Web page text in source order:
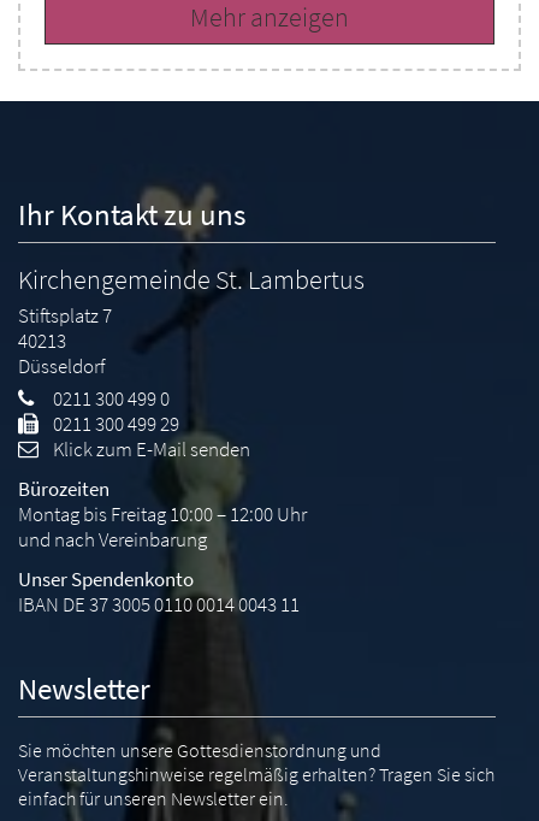
Mehr anzeigen
Ihr Kontakt zu uns
Kirchengemeinde St. Lambertus
Stiftsplatz 7
40213
Düsseldorf
0211 300 499 0
0211 300 499 29
Klick zum E-Mail senden
Bürozeiten
Montag bis Freitag 10:00 – 12:00 Uhr
und nach Vereinbarung
Unser Spendenkonto
IBAN DE 37 3005 0110 0014 0043 11
Newsletter
Sie möchten unsere Gottesdienstordnung und
Veranstaltungshinweise regelmäßig erhalten? Tragen Sie sich
einfach für unseren Newsletter ein.